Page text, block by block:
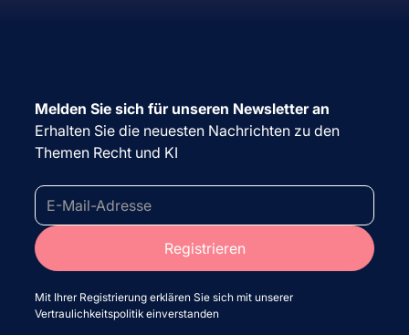
Melden Sie sich für unseren Newsletter an
Erhalten Sie die neuesten Nachrichten zu den
Themen Recht und KI
Mit Ihrer Registrierung erklären Sie sich mit unserer
Vertraulichkeitspolitik einverstanden